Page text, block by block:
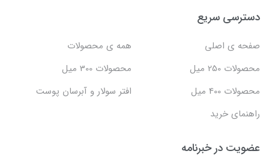
دسترسی سریع
صفحه ی اصلی
همه ی محصولات
محصولات 250 میل
محصولات 300 میل
محصولات 400 میل
افتر سولار و آبرسان پوست
راهنمای خرید
عضویت در خبرنامه